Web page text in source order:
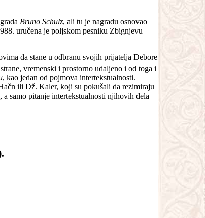
Bruno Schulz, ali tu je nagradu osnovao
uručena je poljskom pesniku Zbignjevu
da stane u odbranu svojih prijatelja Debore
vremenski i prostorno udaljeno i od toga i
, kao jedan od pojmova intertekstualnosti.
ili Dž. Kaler, koji su pokušali da rezimiraju
samo pitanje intertekstualnosti njihovih dela